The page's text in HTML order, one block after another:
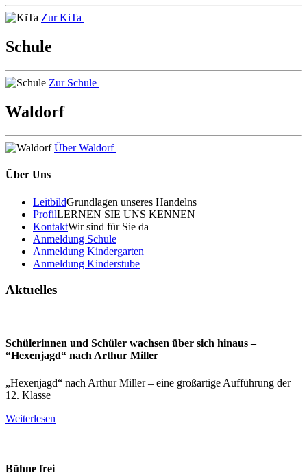
Zur KiTa
Schule
Zur Schule
Waldorf
Über Waldorf
Über Uns
LeitbildGrundlagen unseres Handelns
ProfilLERNEN SIE UNS KENNEN
KontaktWir sind für Sie da
Anmeldung Schule
Anmeldung Kindergarten
Anmeldung Kinderstube
Aktuelles
Schülerinnen und Schüler wachsen über sich hinaus –
“Hexenjagd“ nach Arthur Miller
„Hexenjagd“ nach Arthur Miller – eine großartige Aufführung der
12. Klasse
Weiterlesen
Bühne frei